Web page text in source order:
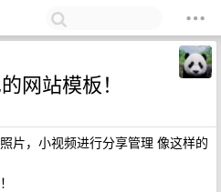
网站模板！
片，小视频进行分享管理 像这样的